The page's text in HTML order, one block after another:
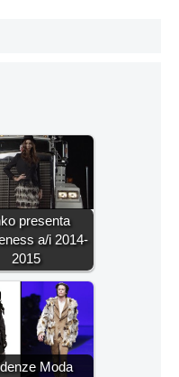
presenta
a/i 2014-
2015
Moda